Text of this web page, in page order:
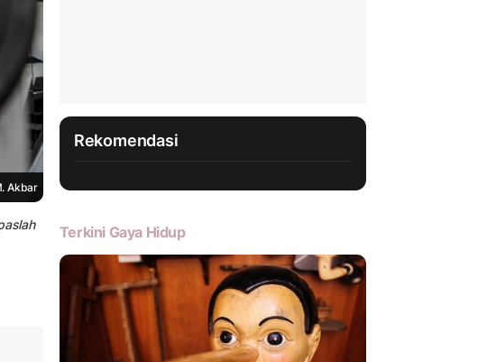
Akbar
Rekomendasi
Terkini Gaya Hidup